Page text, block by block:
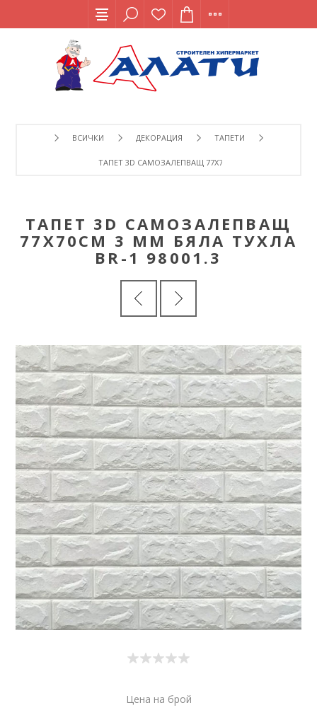
ВСИЧКИ ДЕКОРАЦИЯ ТАПЕТИ
ТАПЕТ 3D САМОЗАЛЕПВАЩ 77Х70СМ 3 ММ БЯЛА ТУХЛА
ТАПЕТ 3D САМОЗАЛЕПВАЩ
77Х70СМ 3 ММ БЯЛА ТУХЛА
BR-1 98001.3
Цена на брой